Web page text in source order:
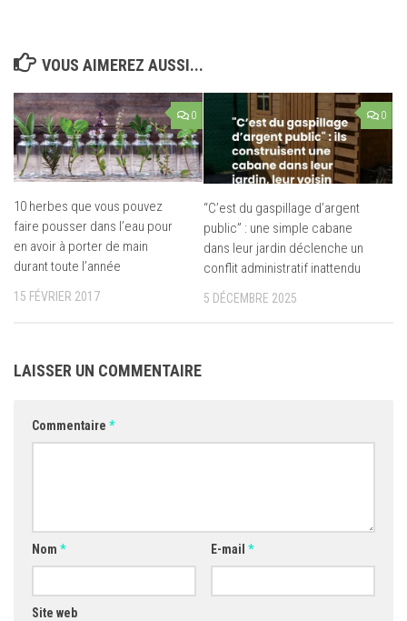
VOUS AIMEREZ AUSSI...
0
10 herbes que vous pouvez
faire pousser dans l’eau pour
en avoir à porter de main
durant toute l’année
15 FÉVRIER 2017
0
“C’est du gaspillage d’argent
public” : une simple cabane
dans leur jardin déclenche un
conflit administratif inattendu
5 DÉCEMBRE 2025
LAISSER UN COMMENTAIRE
Commentaire *
Nom * E-mail *
Site web